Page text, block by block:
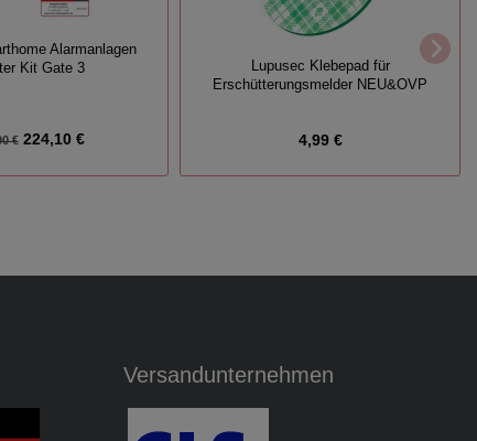
Alarmanlagen
Kit Gate 3
€224,10 €
Lupusec Klebepad für
Erschütterungsmelder NEU&OVP
4,99 €
Versandunternehmen